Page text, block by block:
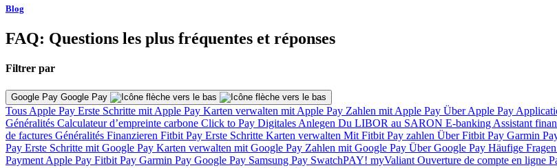
Blog
FAQ: Questions les plus fréquentes et réponses
Filtrer par
Google Pay Google Pay
Tous Apple Pay Erste Schritte mit Apple Pay Karten verwalten mit Apple Pay Zahlen mit Apple Pay Über Apple Pay
Généralités Calculateur d’empreinte carbone Click to Pay Digitales Anlegen Du LIBOR au SARON E-banking Assistant
de factures Généralités Finanzieren Fitbit Pay Erste Schritte Karten verwalten Mit Fitbit Pay zahlen Über Fitbit Pay Garmin
Pay Erste Schritte mit Google Pay Karten verwalten mit Google Pay Zahlen mit Google Pay Über Google Pay Häufige Fragen
Payment Apple Pay Fitbit Pay Garmin Pay Google Pay Samsung Pay SwatchPAY! myValiant Ouverture de compte en ligne